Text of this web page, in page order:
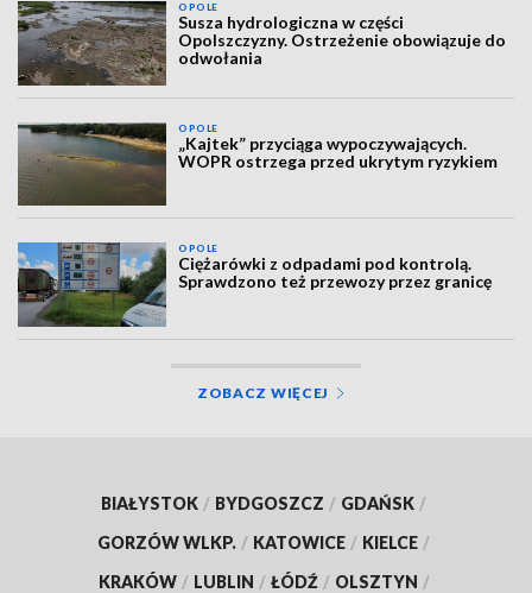
OPOLE
Susza hydrologiczna w części
Opolszczyzny. Ostrzeżenie obowiązuje do
odwołania
OPOLE
„Kajtek” przyciąga wypoczywających.
WOPR ostrzega przed ukrytym ryzykiem
OPOLE
Ciężarówki z odpadami pod kontrolą.
Sprawdzono też przewozy przez granicę
ZOBACZ WIĘCEJ
BIAŁYSTOK / BYDGOSZCZ / GDAŃSK /
GORZÓW WLKP. / KATOWICE / KIELCE /
KRAKÓW / LUBLIN / ŁÓDŹ / OLSZTYN /